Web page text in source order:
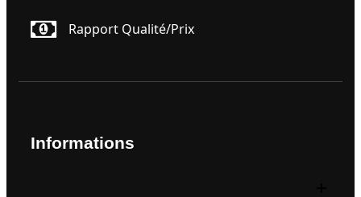
Rapport Qualité/prix
Informations